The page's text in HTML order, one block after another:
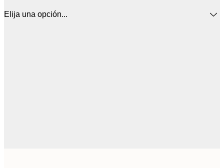
Elija una opción...